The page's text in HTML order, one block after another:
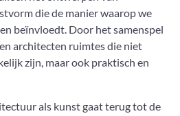
die de manier waarop we
beïnvloedt. Door het samenspel
architecten ruimtes die niet
zijn, maar ook praktisch en
als kunst gaat terug tot de